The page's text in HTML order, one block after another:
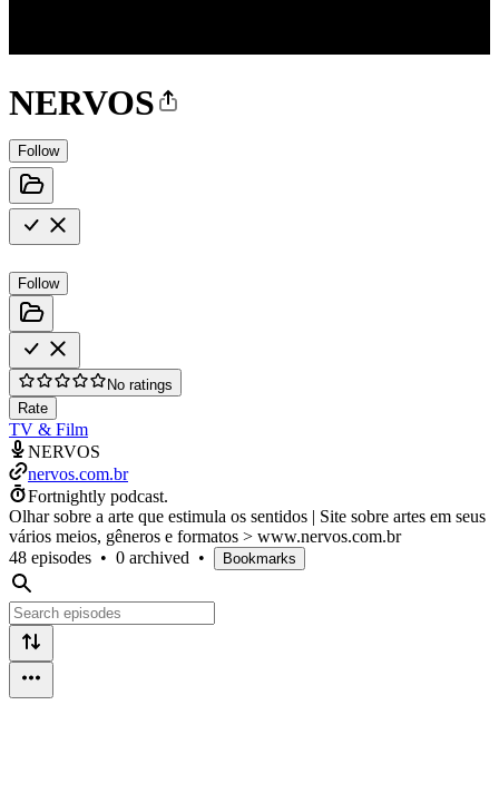
NERVOS
Follow
Follow
No ratings
Rate
TV & Film
NERVOS
nervos.com.br
Fortnightly podcast.
Olhar sobre a arte que estimula os sentidos | Site sobre artes em seus
vários meios, gêneros e formatos > www.nervos.com.br
48 episodes • 0 archived • Bookmarks